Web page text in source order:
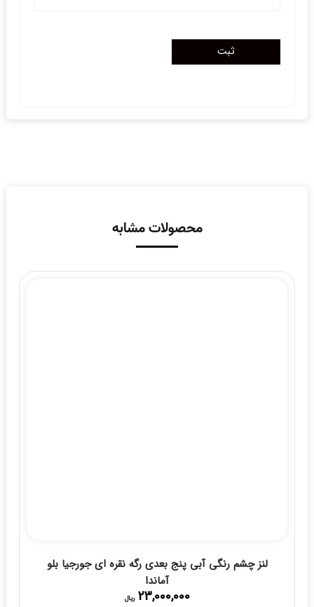
محصولات مشابه
لنز چشم رنگی آبی پنج بعدی رگه نقره ای جورجیا بلو
آماندا
23,000,000 ریال